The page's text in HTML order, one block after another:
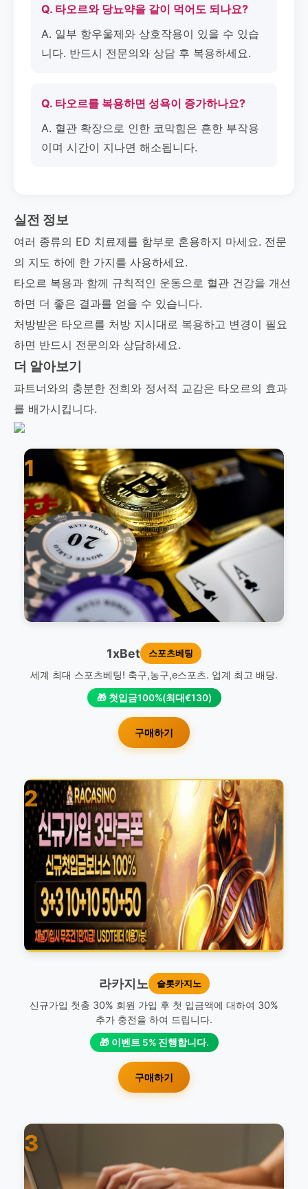
Q. 타오르와 당뇨약을 같이 먹어도 되나요?
A. 일부 항우울제와 상호작용이 있을 수 있습
니다. 반드시 전문의와 상담 후 복용하세요.
Q. 타오르를 복용하면 성욕이 증가하나요?
A. 혈관 확장으로 인한 코막힘은 흔한 부작용
이며 시간이 지나면 해소됩니다.
실전 정보
여러 종류의 ED 치료제를 함부로 혼용하지 마세요. 전문
의 지도 하에 한 가지를 사용하세요.
타오르 복용과 함께 규칙적인 운동으로 혈관 건강을 개선
하면 더 좋은 결과를 얻을 수 있습니다.
처방받은 타오르를 처방 지시대로 복용하고 변경이 필요
하면 반드시 전문의와 상담하세요.
더 알아보기
파트너와의 충분한 전희와 정서적 교감은 타오르의 효과
를 배가시킵니다.
1
1xBet 스포츠베팅
세계 최대 스포츠베팅! 축구,농구,e스포츠. 업계 최고 배당.
🎁 첫입금100%(최대€130)
구매하기
2
라카지노 슬롯카지노
신규가입 첫충 30% 회원 가입 후 첫 입금액에 대하여 30%
추가 충전을 하여 드립니다.
🎁 이벤트 5% 진행합니다.
구매하기
3